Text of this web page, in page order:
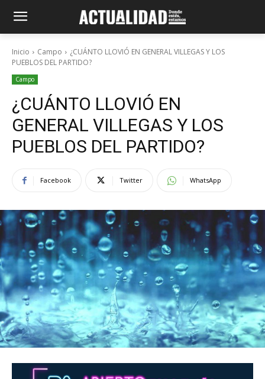
Inicio Campo
¿CUÁNTO LLOVIÓ EN GENERAL VILLEGAS Y LOS
PUEBLOS DEL PARTIDO?
Campo
¿CUÁNTO LLOVIÓ EN
GENERAL VILLEGAS Y LOS
PUEBLOS DEL PARTIDO?
Facebook Twitter WhatsApp